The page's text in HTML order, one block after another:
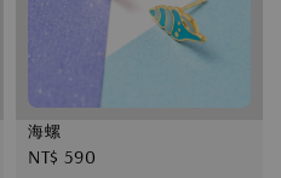
海螺
Regular
NT$ 590